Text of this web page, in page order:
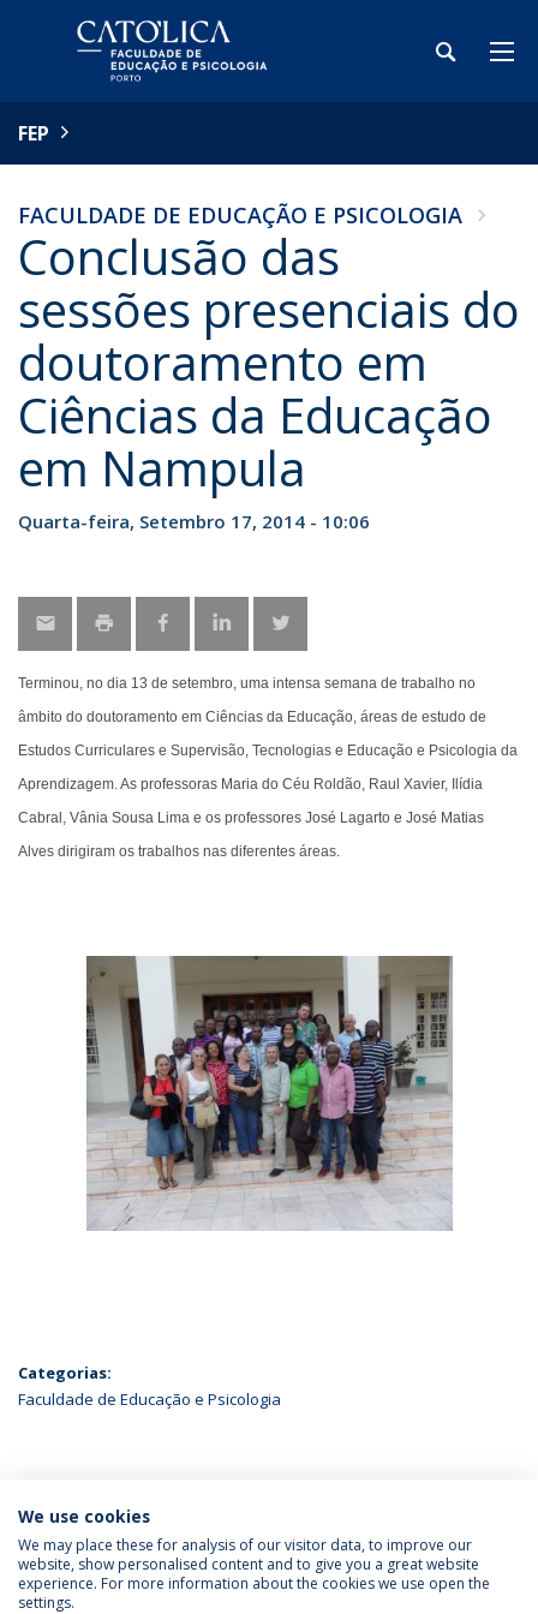
FEP
FACULDADE DE EDUCAÇÃO E PSICOLOGIA
Conclusão das
sessões presenciais do
doutoramento em
Ciências da Educação
em Nampula
Quarta-feira, Setembro 17, 2014 - 10:06
Terminou, no dia 13 de setembro, uma intensa semana de trabalho no
âmbito do doutoramento em Ciências da Educação, áreas de estudo de
Estudos Curriculares e Supervisão, Tecnologias e Educação e Psicologia da
Aprendizagem. As professoras Maria do Céu Roldão, Raul Xavier, Ilídia
Cabral, Vânia Sousa Lima e os professores José Lagarto e José Matias
Alves dirigiram os trabalhos nas diferentes áreas.
Categorias:
Faculdade de Educação e Psicologia
ÚLTIMAS NOTÍCIAS
Política de Privacidade
Termos & Condições
We use cookies
We may place these for analysis of our visitor data, to improve our
website, show personalised content and to give you a great website
experience. For more information about the cookies we use open the
settings.